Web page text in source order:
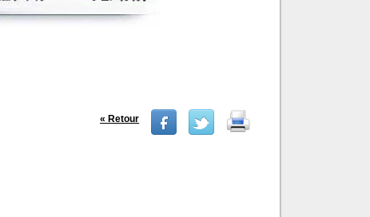
« Retour